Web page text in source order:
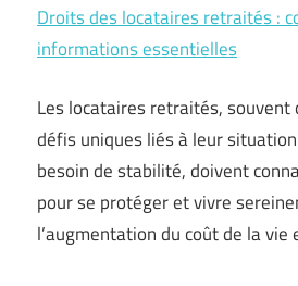
Droits des locataires retraités :
informations essentielles
Les locataires retraités, souvent
défis uniques liés à leur
besoin de stabilité, doivent
pour se protéger et vivre
l’augmentation du coût de la vie